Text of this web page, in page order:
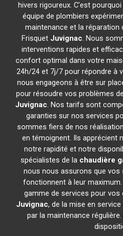
hivers rigoureux. C'est
équipe de plombiers
maintenance et la réparation
Frisquet Juvignac. Nous
interventions rapides et
confort optimal dans votre
24h/24 et 7j/7 pour répondre à
nous engageons à être sur
pour résoudre vos problèmes de
Juvignac. Nos tarifs sont
garanties sur nos services
sommes fiers de nos
en témoignent. Ils apprécient
notre rapidité et notre
spécialistes de la chaudière
nous nous assurons que
fonctionnent à leur
gamme de services pour vos
Juvignac, de la mise en
par la maintenance